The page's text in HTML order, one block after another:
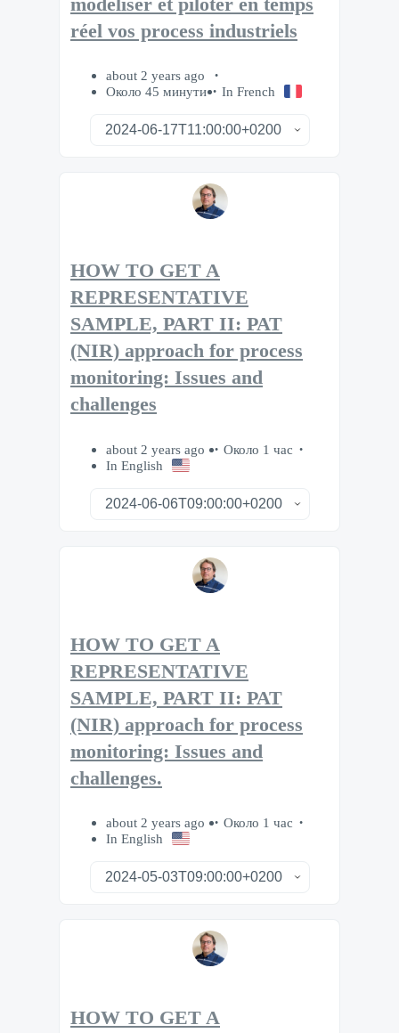
réel vos process industriels
about 2 years ago
Около 45 минути
In French
HOW TO GET A
REPRESENTATIVE
SAMPLE, PART II: PAT
(NIR) approach for process
monitoring: Issues and
challenges
about 2 years ago
Около 1 час
In English
HOW TO GET A
REPRESENTATIVE
SAMPLE, PART II: PAT
(NIR) approach for process
monitoring: Issues and
challenges.
about 2 years ago
Около 1 час
In English
HOW TO GET A